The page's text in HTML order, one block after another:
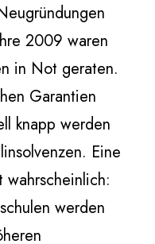
2009 waren
in Not geraten.
Garantien
knapp werden
Eine
werden